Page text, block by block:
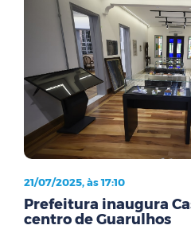
21/07/2025, às 17:10
Prefeitura inaugura
centro de Guarulhos